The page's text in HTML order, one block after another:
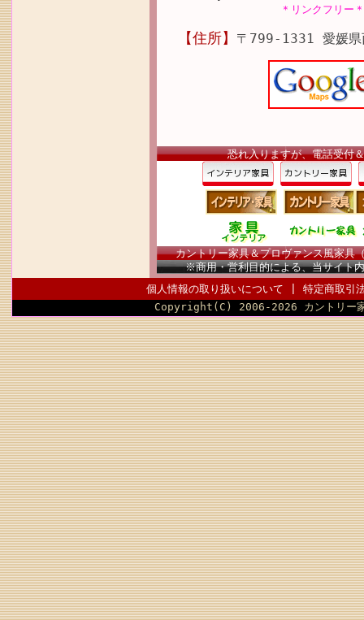
＊リンクフリー＊
【住所】 〒799-1331 愛媛県
恐れ入りますが、電話受付
カントリー家具＆プロヴァンス風家
※商用・営利目的による、当サイト
個人情報の取り扱いについて
特定商取引
Copyright(C) 2006-2026 カント